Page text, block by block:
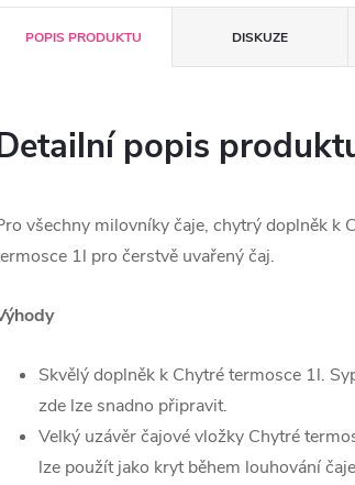
POPIS PRODUKTU DISKUZE
popis
všechny milovníky čaje, chytrý doplněk k
1l pro čerstvě uvařený čaj.
Skvělý doplněk k Chytré termosce 1l.
zde lze snadno připravit.
Velký uzávěr čajové vložky Chytré
lze použít jako kryt během louhování